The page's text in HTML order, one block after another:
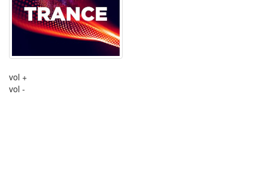
vol +
vol -